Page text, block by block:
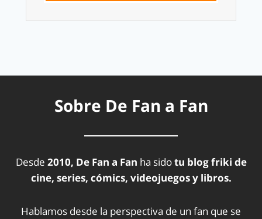
Sobre De Fan a Fan
Desde 2010, De Fan a Fan ha sidotu blog friki de
cine, series, cómics, videojuegos y libros.
Hablamos desde la perspectiva de un fan que se